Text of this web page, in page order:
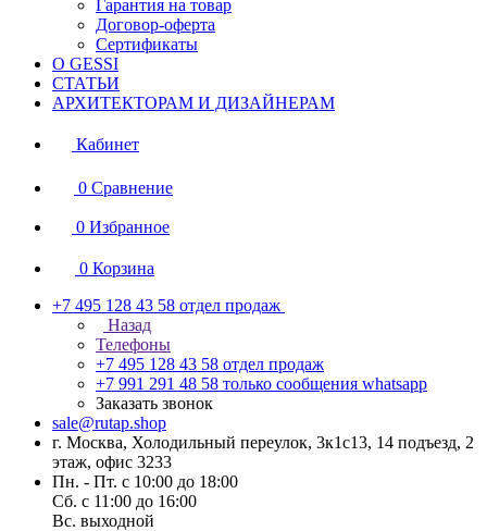
Гарантия на товар
Договор-оферта
Сертификаты
О GESSI
СТАТЬИ
АРХИТЕКТОРАМ И ДИЗАЙНЕРАМ
Кабинет
0 Сравнение
0 Избранное
0 Корзина
+7 495 128 43 58 отдел продаж
Назад
Телефоны
+7 495 128 43 58 отдел продаж
+7 991 291 48 58 только сообщения whatsapp
Заказать звонок
sale@rutap.shop
г. Москва, Холодильный переулок, 3к1с13, 14 подъезд, 2
этаж, офис 3233
Пн. - Пт. с 10:00 до 18:00
Сб. с 11:00 до 16:00
Вс. выходной